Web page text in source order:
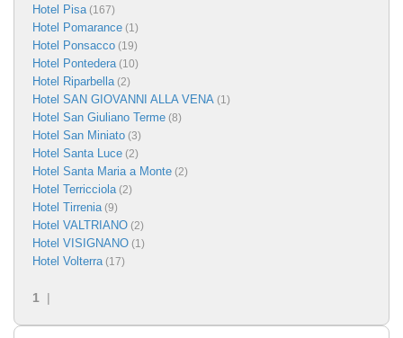
Hotel Pisa(167)
Hotel Pomarance (1)
Hotel Ponsacco (19)
Hotel Pontedera(10)
Hotel Riparbella(2)
Hotel SAN GIOVANNI ALLA VENA (1)
Hotel San Giuliano Terme (8)
Hotel San Miniato (3)
Hotel Santa Luce (2)
Hotel Santa Maria a Monte (2)
Hotel Terricciola(2)
Hotel Tirrenia(9)
Hotel VALTRIANO (2)
Hotel VISIGNANO (1)
Hotel Volterra(17)
1 |